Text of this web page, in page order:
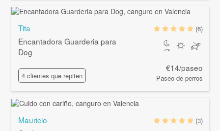
Tita
Encantadora Guarderia para
Dog
4 clientes que repiten
(6)
€14/paseo
Paseo de perros
Mauricio
(3)